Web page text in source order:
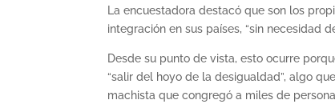
La encuestadora destacó que son los
integración en sus países, “sin necesidad
Desde su punto de vista, esto ocurre
“salir del hoyo de la desigualdad”, algo
machista que congregó a miles de